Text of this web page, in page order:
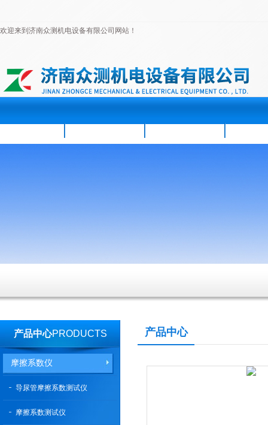
欢迎来到济南众测机电设备有限公司网站！
产品中心PRODUCTS
摩擦系数仪
导尿管摩擦系数测试仪
摩擦系数测试仪
产品中心